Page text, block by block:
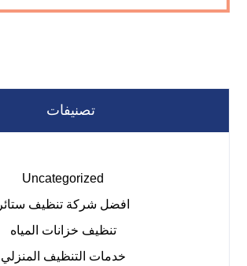
تصنيفات
Uncategorized
افضل شركة تنظيف ستائر
تنظيف خزانات المياه
خدمات التنظيف المنزلي